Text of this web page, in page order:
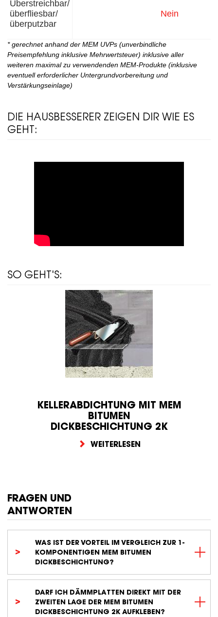
Überstreichbar/
überfliesbar/
überputzbar
Nein
* gerechnet anhand der MEM UVPs (unverbindliche
Preisempfehlung inklusive Mehrwertsteuer) inklusive aller
weiteren maximal zu verwendenden MEM-Produkte (inklusive
eventuell erforderlicher Untergrundvorbereitung und
Verstärkungseinlage)
DIE HAUSBESSERER ZEIGEN DIR WIE ES
GEHT:
SO GEHT'S:
KELLERABDICHTUNG MIT MEM
BITUMEN
DICKBESCHICHTUNG 2K
WEITERLESEN
FRAGEN UND
ANTWORTEN
WAS IST DER VORTEIL IM VERGLEICH ZUR 1-
KOMPONENTIGEN MEM BITUMEN
DICKBESCHICHTUNG?
DARF ICH DÄMMPLATTEN DIREKT MIT DER
ZWEITEN LAGE DER MEM BITUMEN
DICKBESCHICHTUNG 2K AUFKLEBEN?